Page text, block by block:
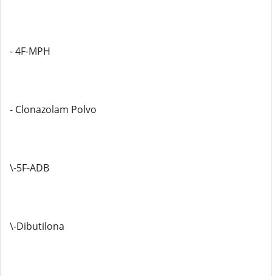
- 4F-MPH
- Clonazolam Polvo
\-5F-ADB
\-Dibutilona